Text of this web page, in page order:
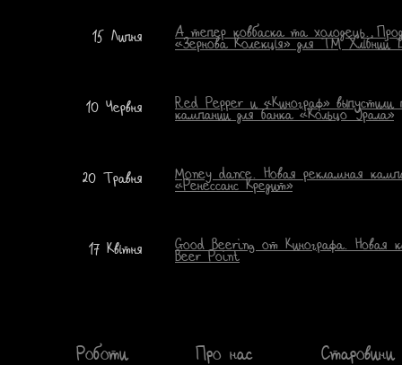
15 Липня
А тепер ковбаска та холодець.
«Зернова Колекція» для ТМ Хлібний
10 Червня
Red Pepper и «Кинограф» выпустили
кампании для банка «Кольцо Урала»
20 Травня
Money dance. Новая рекламная
«Ренессанс Кредит»
17 Квітня
Good Beering от Кинографа. Новая
Beer Point
Роботи Про нас Старовини